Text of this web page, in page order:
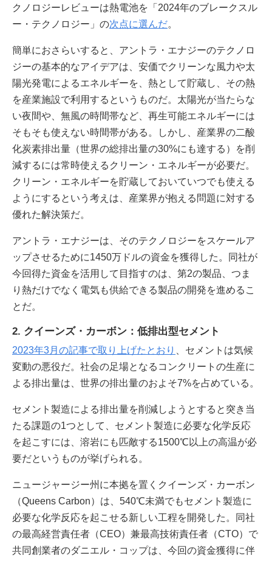
クノロジーレビューは熱電池を「2024年のブレークスル
ー・テクノロジー」の次点に選んだ。
簡単におさらいすると、アントラ・エナジーのテクノロ
ジーの基本的なアイデアは、安価でクリーンな風力や太
陽光発電によるエネルギーを、熱として貯蔵し、その熱
を産業施設で利用するというものだ。太陽光が当たらな
い夜間や、無風の時間帯など、再生可能エネルギーには
そもそも使えない時間帯がある。しかし、産業界の二酸
化炭素排出量（世界の総排出量の30%にも達する）を削
減するには常時使えるクリーン・エネルギーが必要だ。
クリーン・エネルギーを貯蔵しておいていつでも使える
ようにするという考えは、産業界が抱える問題に対する
優れた解決策だ。
アントラ・エナジーは、そのテクノロジーをスケールア
ップさせるために1450万ドルの資金を獲得した。同社が
今回得た資金を活用して目指すのは、第2の製品、つま
り熱だけでなく電気も供給できる製品の開発を進めるこ
とだ。
2. クイーンズ・カーボン：低排出型セメント
2023年3月の記事で取り上げたとおり
、セメントは気候
変動の悪役だ。社会の足場となるコンクリートの生産に
よる排出量は、世界の排出量のおよそ7%を占めている。
セメント製造による排出量を削減しようとすると突き当
たる課題の1つとして、セメント製造に必要な化学反応
を起こすには、溶岩にも匹敵する1500℃以上の高温が必
要だというものが挙げられる。
ニュージャージー州に本拠を置くクイーンズ・カーボン
（Queens Carbon）は、540℃未満でもセメント製造に
必要な化学反応を起こせる新しい工程を開発した。同社
の最高経営責任者（CEO）兼最高技術責任者（CTO）で
共同創業者のダニエル・コップは、今回の資金獲得に伴